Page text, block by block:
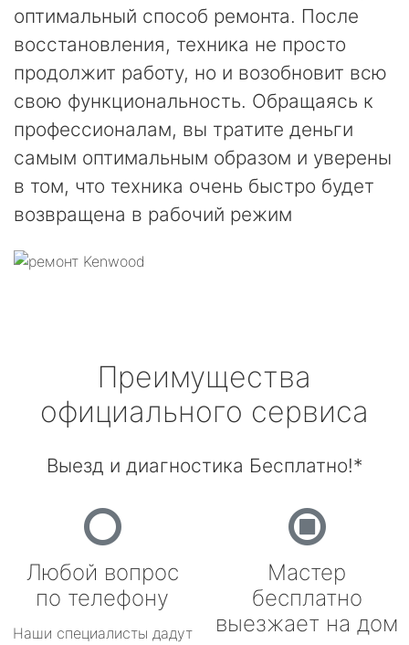
оптимальный способ ремонта. После
восстановления, техника не просто
продолжит работу, но и возобновит всю
свою функциональность. Обращаясь к
профессионалам, вы тратите деньги
самым оптимальным образом и уверены
в том, что техника очень быстро будет
возвращена в рабочий режим
Преимущества
официального сервиса
Выезд и диагностика Бесплатно!*
Любой вопрос
по телефону
Наши специалисты дадут
Мастер
бесплатно
выезжает на дом